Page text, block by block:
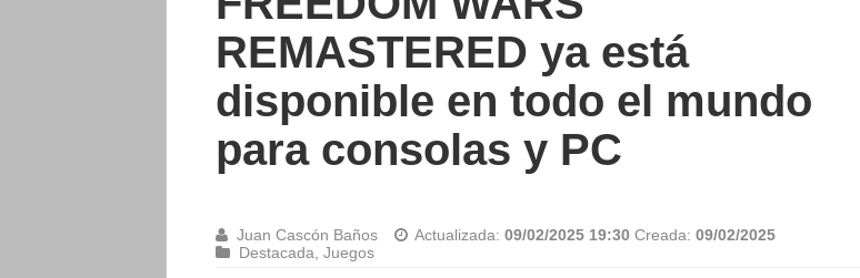
REMASTERED ya está
disponible en todo el mundo
para consolas y PC
Juan Cascón Baños Actualizada: 09/02/2025 19:30 Creada: 09/02/2025
Destacada Juegos